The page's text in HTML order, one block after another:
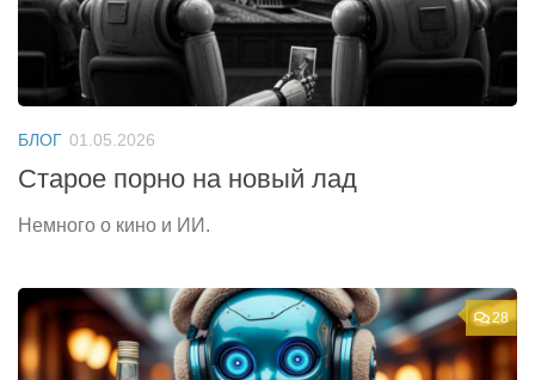
БЛОГ 01.05.2026
Старое порно на новый лад
Немного о кино и ИИ.
28